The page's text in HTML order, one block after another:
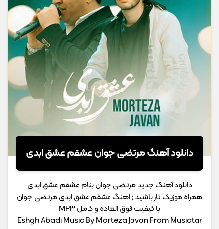
دانلود آهنگ مرتضی جوان عشقم عشق ابدی
دانلود آهنگ جدید مرتضی جوان بنام عشقم عشق ابدی
همراه موزیک تار باشید ; اهنگ عشقم عشق ابدی مرتضی جوان
با کیفیت فوق العاده و کامل MP3
Eshgh Abadi Music By Morteza Javan From Musictar